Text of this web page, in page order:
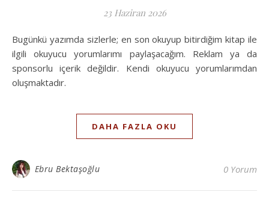
23 Haziran 2026
Bugünkü yazımda sizlerle; en son okuyup bitirdiğim kitap ile
ilgili okuyucu yorumlarımı paylaşacağım. Reklam ya da
sponsorlu içerik değildir. Kendi okuyucu yorumlarımdan
oluşmaktadır.
DAHA FAZLA OKU
Ebru Bektaşoğlu 0 Yorum